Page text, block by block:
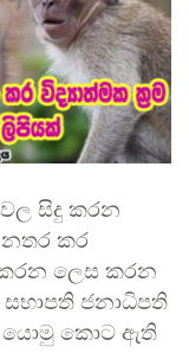
සිදු කරන
නතර කර
කරන ලෙස කරන
ජනාධිපති
යොමු කොට ඇති